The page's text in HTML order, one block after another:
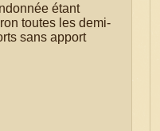
étant
toutes les demi-
sans apport